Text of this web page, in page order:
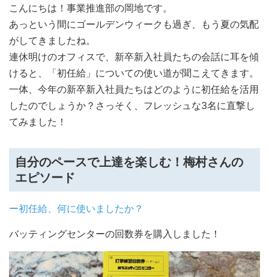
こんにちは！事業推進部の岡地です。
あっという間にゴールデンウィークも過ぎ、もう夏の気配
がしてきましたね。
連休明けのオフィスで、新卒新入社員たちの会話に耳を傾
けると、「初任給」についての使い道が聞こえてきます。
一体、今年の新卒新入社員たちはどのように初任給を活用
したのでしょうか？さっそく、フレッシュな3名に直撃し
てみました！
自分のペースで上達を楽しむ！梅村さんの
エピソード
ー初任給、何に使いましたか？
バッティングセンターの回数券を購入しました！